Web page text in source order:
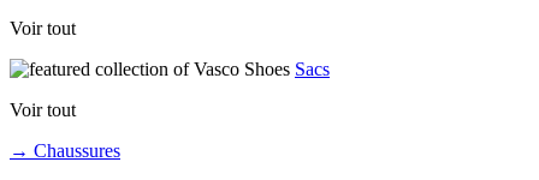
Voir tout
Sacs
Voir tout
→ Chaussures